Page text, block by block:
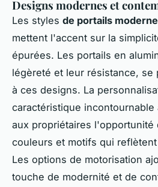
Designs modernes et
Les styles de portails
mettent l'accent sur la
épurées. Les portails en
légèreté et leur résistance, se
à ces designs. La
caractéristique
aux propriétaires l'opportunité
couleurs et motifs qui
Les options de motorisation
touche de modernité et de